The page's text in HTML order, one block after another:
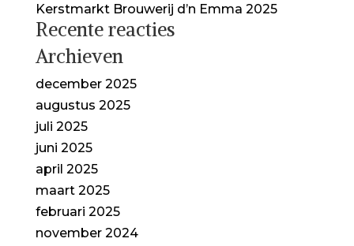
Kerstmarkt Brouwerij d’n Emma 2025
Recente reacties
Archieven
december 2025
augustus 2025
juli 2025
juni 2025
april 2025
maart 2025
februari 2025
november 2024